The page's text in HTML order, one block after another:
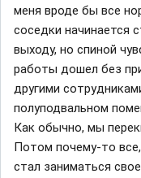
меня вроде бы все
соседки начинается
выходу, но спиной
работы дошел без
другими
полуподвальном
Как обычно, мы
Потом почему-то
стал заниматься